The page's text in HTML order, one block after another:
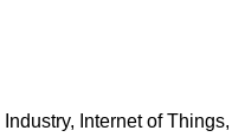
Industry, Internet of Things,